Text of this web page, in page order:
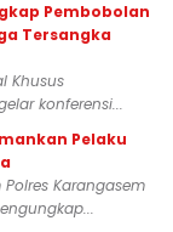
Pembobolan
Tersangka
Khusus
konferensi...
Pelaku
Polres Karangasem